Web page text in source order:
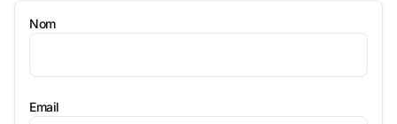
Nom
Email